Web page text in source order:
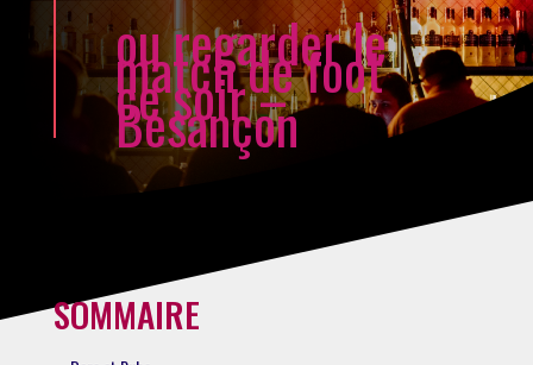
ou regarder le
match de foot
ce soir –
Besançon
SOMMAIRE